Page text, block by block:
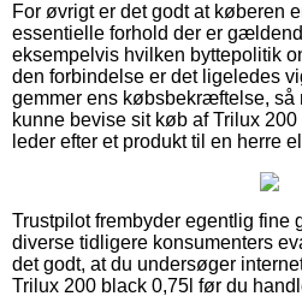
For øvrigt er det godt at køberen
essentielle forhold der er
eksempelvis hvilken byttepolitik
den forbindelse er det ligeledes
gemmer ens købsbekræftelse, så
kunne bevise sit køb af Trilux
leder efter et produkt til en herre
Trustpilot frembyder egentlig fine
diverse tidligere konsumenters
det godt, at du undersøger
Trilux 200 black 0,75l før du